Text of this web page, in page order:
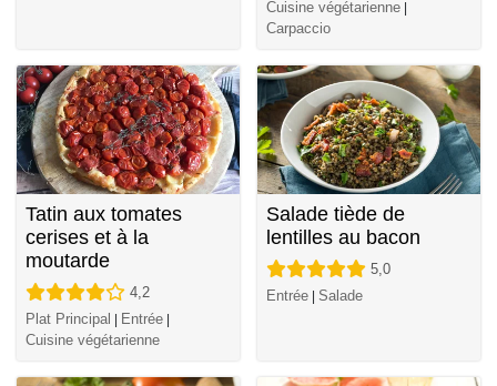
Cuisine végétarienne
Carpaccio
Tatin aux tomates
cerises et à la
moutarde
4,2
Plat Principal | Entrée |
Cuisine végétarienne
Salade tiède de
lentilles au bacon
5,0
Entrée | Salade